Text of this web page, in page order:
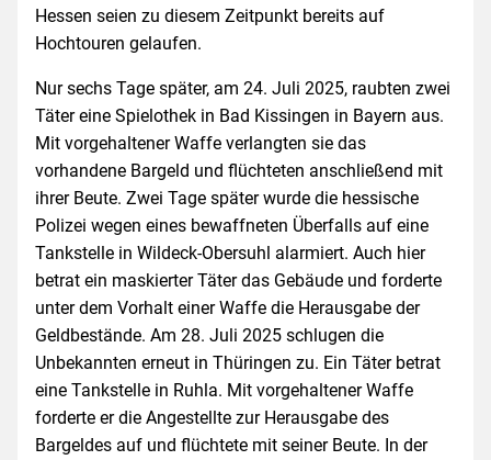
Hessen seien zu diesem Zeitpunkt bereits auf
Hochtouren gelaufen.
Nur sechs Tage später, am 24. Juli 2025, raubten zwei
Täter eine Spielothek in Bad Kissingen in Bayern aus.
Mit vorgehaltener Waffe verlangten sie das
vorhandene Bargeld und flüchteten anschließend mit
ihrer Beute. Zwei Tage später wurde die hessische
Polizei wegen eines bewaffneten Überfalls auf eine
Tankstelle in Wildeck-Obersuhl alarmiert. Auch hier
betrat ein maskierter Täter das Gebäude und forderte
unter dem Vorhalt einer Waffe die Herausgabe der
Geldbestände. Am 28. Juli 2025 schlugen die
Unbekannten erneut in Thüringen zu. Ein Täter betrat
eine Tankstelle in Ruhla. Mit vorgehaltener Waffe
forderte er die Angestellte zur Herausgabe des
Bargeldes auf und flüchtete mit seiner Beute. In der